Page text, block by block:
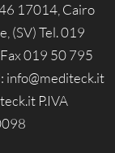
17014, Cairo
(SV) Tel. 019
019 50 795
info@mediteck.it
P.IVA